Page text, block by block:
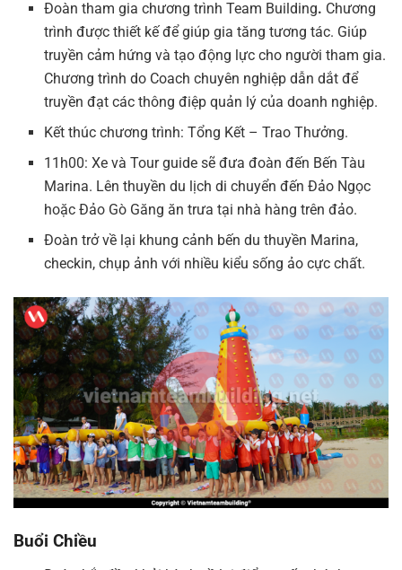
Đoàn tham gia chương trình Team Building. Chương
trình được thiết kế để giúp gia tăng tương tác. Giúp
truyền cảm hứng và tạo động lực cho người tham gia.
Chương trình do Coach chuyên nghiệp dẫn dắt để
truyền đạt các thông điệp quản lý của doanh nghiệp.
Kết thúc chương trình: Tổng Kết – Trao Thưởng.
11h00: Xe và Tour guide sẽ đưa đoàn đến Bến Tàu
Marina. Lên thuyền du lịch di chuyển đến Đảo Ngọc
hoặc Đảo Gò Găng ăn trưa tại nhà hàng trên đảo.
Đoàn trở về lại khung cảnh bến du thuyền Marina,
checkin, chụp ảnh với nhiều kiểu sống ảo cực chất.
Buổi Chiều